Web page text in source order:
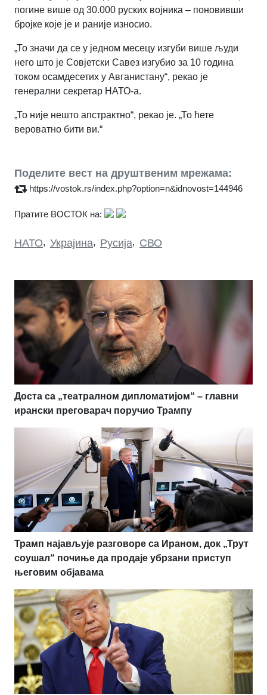
погине више од 30.000 руских војника – поновивши
бројке које је и раније износио.
„То значи да се у једном месецу изгуби више људи
него што је Совјетски Савез изгубио за 10 година
током осамдесетих у Авганистану“, рекао је
генерални секретар НАТО-а.
„То није нешто апстрактно“, рекао је. „То ћете
вероватно бити ви.“
Поделите вест на друштвеним мрежама:
https://vostok.rs/index.php?option=n&idnovost=144946
Пратите ВОСТОК на:
НАТО, Украјина, Русија, СВО
Доста са „театралном дипломатијом“ – главни
ирански преговарач поручио Трампу
Трамп најављује разговоре са Ираном, док „Трут
соушал“ почиње да продаје убрзани приступ
његовим објавама